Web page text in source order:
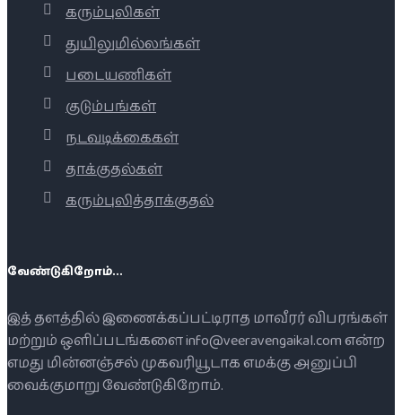
கரும்புலிகள்
துயிலுமில்லங்கள்
படையணிகள்
குடும்பங்கள்
நடவடிக்கைகள்
தாக்குதல்கள்
கரும்புலித்தாக்குதல்
வேண்டுகிறோம்...
இத் தளத்தில் இணைக்கப்பட்டிராத மாவீரர் விபரங்கள்
மற்றும் ஒளிப்படங்களை info@veeravengaikal.com என்ற
எமது மின்னஞ்சல் முகவரியூடாக எமக்கு அனுப்பி
வைக்குமாறு வேண்டுகிறோம்.